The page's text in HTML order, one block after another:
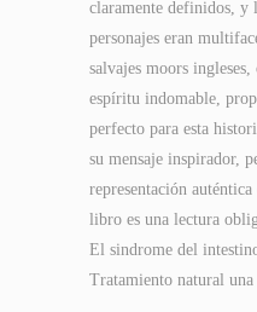
claramente definidos, y
personajes eran
salvajes moors
espíritu indomable,
perfecto para esta
su mensaje inspirador,
representación
libro es una lectura
El sindrome del
Tratamiento natural